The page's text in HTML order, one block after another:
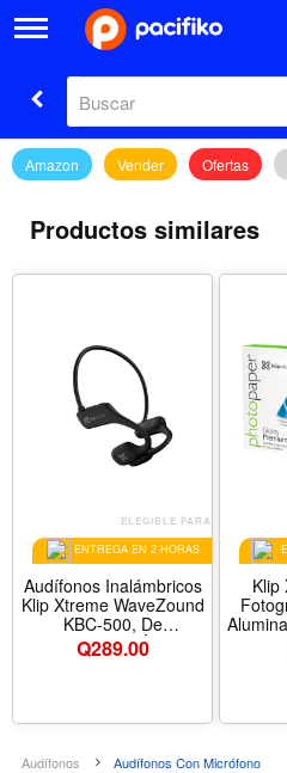
Amazon Vender Ofertas
Productos similares
ELEGIBLE PARA
ENTREGA EN 2 HORAS
Audífonos Inalámbricos
Klip Xtreme WaveZound
KBC-500, De
Conducción Ósea,
Resistentes Al Agua,
Q289.00
Klip
Audífonos Audífonos Con Micrófono